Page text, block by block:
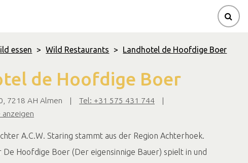
essen > Wild Restaurants > Landhotel de Hoofdige Boer
de Hoofdige Boer
7218 AH Almen | Tel: +31 575 431 744
|
A.C.W. Staring stammt aus der Region Achterhoek.
De Hoofdige Boer (Der eigensinnige Bauer) spielt in und